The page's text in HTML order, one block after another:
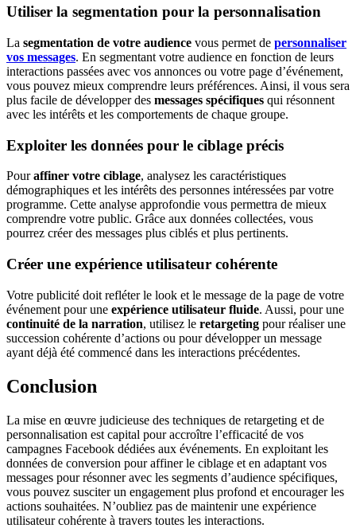
Utiliser la segmentation pour la personnalisation
La segmentation de votre audience vous permet de personnaliser
vos messages. En segmentant votre audience en fonction de leurs
interactions passées avec vos annonces ou votre page d’événement,
vous pouvez mieux comprendre leurs préférences. Ainsi, il vous sera
plus facile de développer des messages spécifiques qui résonnent
avec les intérêts et les comportements de chaque groupe.
Exploiter les données pour le ciblage précis
Pouraffiner votre ciblage, analysez les caractéristiques
démographiques et les intérêts des personnes intéressées par votre
programme. Cette analyse approfondie vous permettra de mieux
comprendre votre public. Grâce aux données collectées, vous
pourrez créer des messages plus ciblés et plus pertinents.
Créer une expérience utilisateur cohérente
Votre publicité doit refléter le look et le message de la page de votre
événement pour une expérience utilisateur fluide. Aussi, pour une
continuité de la narration, utilisez le retargeting pour réaliser une
succession cohérente d’actions ou pour développer un message
ayant déjà été commencé dans les interactions précédentes.
Conclusion
La mise en œuvre judicieuse des techniques de retargeting et de
personnalisation est capital pour accroître l’efficacité de vos
campagnes Facebook dédiées aux événements. En exploitant les
données de conversion pour affiner le ciblage et en adaptant vos
messages pour résonner avec les segments d’audience spécifiques,
vous pouvez susciter un engagement plus profond et encourager les
actions souhaitées. N’oubliez pas de maintenir une expérience
utilisateur cohérente à travers toutes les interactions.